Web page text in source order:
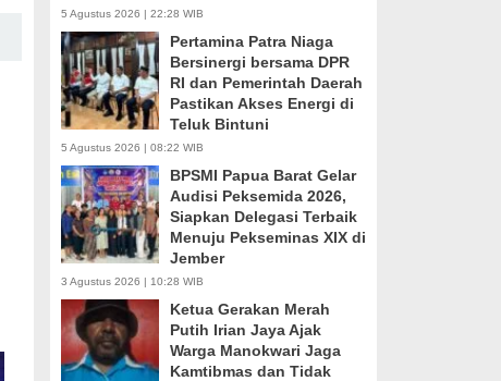
5 Agustus 2026 | 22:28 WIB
Pertamina Patra Niaga
Bersinergi bersama DPR
RI dan Pemerintah Daerah
Pastikan Akses Energi di
Teluk Bintuni
5 Agustus 2026 | 08:22 WIB
BPSMI Papua Barat Gelar
Audisi Peksemida 2026,
Siapkan Delegasi Terbaik
Menuju Pekseminas XIX di
Jember
3 Agustus 2026 | 10:28 WIB
Ketua Gerakan Merah
Putih Irian Jaya Ajak
Warga Manokwari Jaga
Kamtibmas dan Tidak